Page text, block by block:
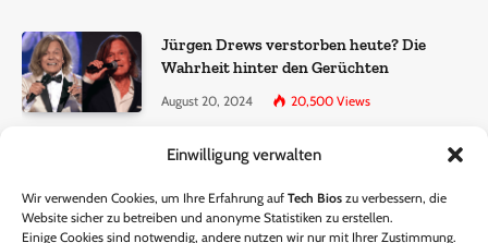
Einwilligung verwalten
Wir verwenden Cookies, um Ihre Erfahrung auf Tech Bios zu verbessern, die
Website sicher zu betreiben und anonyme Statistiken zu erstellen.
Einige Cookies sind notwendig, andere nutzen wir nur mit Ihrer Zustimmung.
Jürgen Drews verstorben heute? Die
Wahrheit hinter den Gerüchten
August 20, 2024 20,500 Views
Ralf Dammasch Traueranzeige:
June 26, 2024 13,286Views